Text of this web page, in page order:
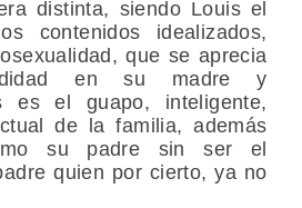
distinta, siendo Louis el
contenidos idealizados,
que se aprecia
en su madre y
es el guapo, inteligente,
de la familia, además
su padre sin ser el
quien por cierto, ya no